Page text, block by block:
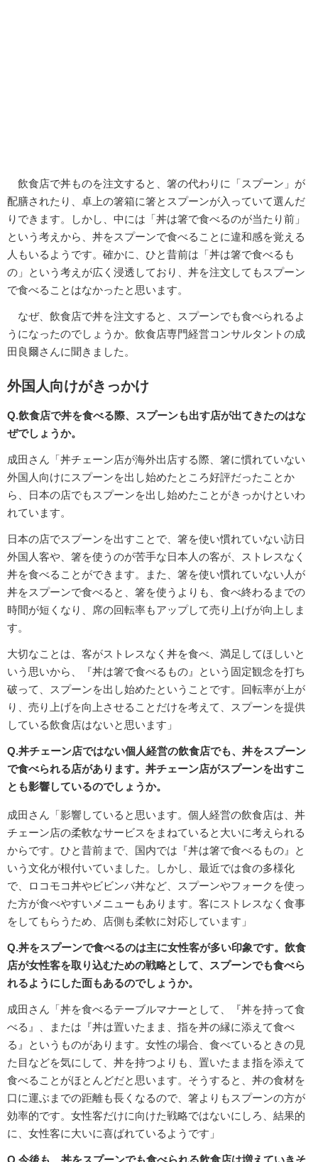
飲食店で丼ものを注文すると、箸の代わりに「スプーン」が
配膳されたり、卓上の箸箱に箸とスプーンが入っていて選んだ
りできます。しかし、中には「丼は箸で食べるのが当たり前」
という考えから、丼をスプーンで食べることに違和感を覚える
人もいるようです。確かに、ひと昔前は「丼は箸で食べるも
の」という考えが広く浸透しており、丼を注文してもスプーン
で食べることはなかったと思います。
なぜ、飲食店で丼を注文すると、スプーンでも食べられるよ
うになったのでしょうか。飲食店専門経営コンサルタントの成
田良爾さんに聞きました。
外国人向けがきっかけ
Q.飲食店で丼を食べる際、スプーンも出す店が出てきたのはな
ぜでしょうか。
成田さん「丼チェーン店が海外出店する際、箸に慣れていない
外国人向けにスプーンを出し始めたところ好評だったことか
ら、日本の店でもスプーンを出し始めたことがきっかけといわ
れています。
日本の店でスプーンを出すことで、箸を使い慣れていない訪日
外国人客や、箸を使うのが苦手な日本人の客が、ストレスなく
丼を食べることができます。また、箸を使い慣れていない人が
丼をスプーンで食べると、箸を使うよりも、食べ終わるまでの
時間が短くなり、席の回転率もアップして売り上げが向上しま
す。
大切なことは、客がストレスなく丼を食べ、満足してほしいと
いう思いから、『丼は箸で食べるもの』という固定観念を打ち
破って、スプーンを出し始めたということです。回転率が上が
り、売り上げを向上させることだけを考えて、スプーンを提供
している飲食店はないと思います」
Q.丼チェーン店ではない個人経営の飲食店でも、丼をスプーン
で食べられる店があります。丼チェーン店がスプーンを出すこ
とも影響しているのでしょうか。
成田さん「影響していると思います。個人経営の飲食店は、丼
チェーン店の柔軟なサービスをまねていると大いに考えられる
からです。ひと昔前まで、国内では『丼は箸で食べるもの』と
いう文化が根付いていました。しかし、最近では食の多様化
で、ロコモコ丼やビビンバ丼など、スプーンやフォークを使っ
た方が食べやすいメニューもあります。客にストレスなく食事
をしてもらうため、店側も柔軟に対応しています」
Q.丼をスプーンで食べるのは主に女性客が多い印象です。飲食
店が女性客を取り込むための戦略として、スプーンでも食べら
れるようにした面もあるのでしょうか。
成田さん「丼を食べるテーブルマナーとして、『丼を持って食
べる』、または『丼は置いたまま、指を丼の縁に添えて食べ
る』というものがあります。女性の場合、食べているときの見
た目などを気にして、丼を持つよりも、置いたまま指を添えて
食べることがほとんどだと思います。そうすると、丼の食材を
口に運ぶまでの距離も長くなるので、箸よりもスプーンの方が
効率的です。女性客だけに向けた戦略ではないにしろ、結果的
に、女性客に大いに喜ばれているようです」
Q.今後も、丼をスプーンでも食べられる飲食店は増えていきそ